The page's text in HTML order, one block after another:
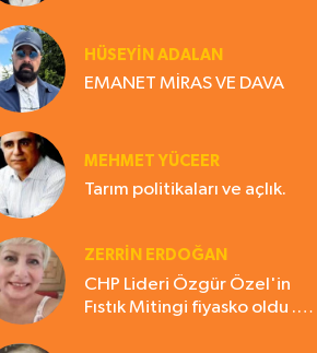
HÜSEYIN ADALAN
EMANET MİRAS VE DAVA
MEHMET YÜCEER
Tarım politikaları ve açlık.
ZERRIN ERDOĞAN
CHP Lideri Özgür Özel'in
Fıstık Mitingi fiyasko oldu .